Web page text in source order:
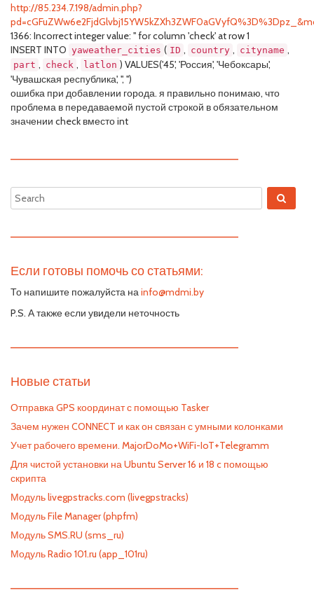
http://85.234.7.198/admin.php?
1366: Incorrect integer value: '' for column 'check' at row 1
INSERT INTO yaweather_cities ( ID , country , cityname ,
part , check , latlon ) VALUES('45', 'Россия', 'Чебоксары',
'Чувашская республика', '', '')
ошибка при добавлении города. я правильно понимаю, что
проблема в передаваемой пустой строкой в обязательном
значении check вместо int
—————————————————————————
—————————————————————————
Если готовы помочь со статьями:
То напишите пожалуйста наinfo@mdmi.by
P.S. А также если увидели неточность
—————————————————————————
Новые статьи
Отправка GPS координат с помощью Tasker
Зачем нужен CONNECT и как он связан с умными колонками
Учет рабочего времени. MajorDoMo+WiFi-IoT+Telegramm
Для чистой установки на Ubuntu Server 16 и 18 c помощью
скрипта
Модуль livegpstracks.com (livegpstracks)
Модуль File Manager (phpfm)
Модуль SMS.RU (sms_ru)
Модуль Radio 101.ru (app_101ru)
—————————————————————————